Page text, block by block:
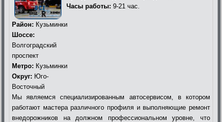
Часы работы: 9-21 час.
Район: Кузьминки
Шоссе:
Волгоградский
проспект
Метро: Кузьминки
Округ: Юго-
Восточный
Мы являемся специализированным автосервисом, в котором
работают мастера различного профиля и выполняющие ремонт
внедорожников на должном профессиональном уровне, что